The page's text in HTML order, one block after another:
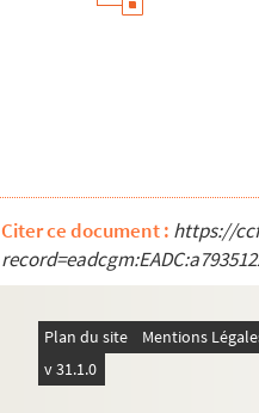
Krohg, Per Lasson
Léger, Fernand
Lériane, C.
Lévy, Michel-Maurice
Lewitska, Sonia
Lhote, André
Citer ce document : https://
Plan du site Mentions
v 31.1.0